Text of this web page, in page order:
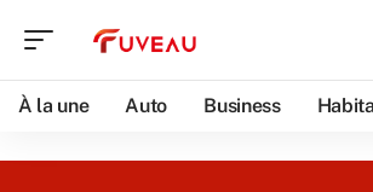
À la une Auto Business